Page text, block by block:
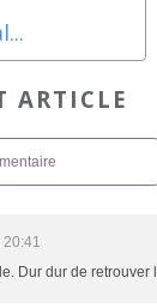
ARTICLE
Dur dur de